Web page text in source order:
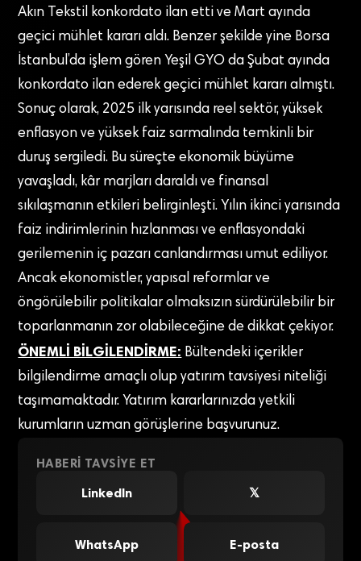
Akın Tekstil konkordato ilan etti ve Mart ayında
geçici mühlet kararı aldı. Benzer şekilde yine Borsa
İstanbul’da işlem gören Yeşil GYO da Şubat ayında
konkordato ilan ederek geçici mühlet kararı almıştı.
Sonuç olarak, 2025 ilk yarısında reel sektör, yüksek
enflasyon ve yüksek faiz sarmalında temkinli bir
duruş sergiledi. Bu süreçte ekonomik büyüme
yavaşladı, kâr marjları daraldı ve finansal
sıkılaşmanın etkileri belirginleşti. Yılın ikinci yarısında
faiz indirimlerinin hızlanması ve enflasyondaki
gerilemenin iç pazarı canlandırması umut ediliyor.
Ancak ekonomistler, yapısal reformlar ve
öngörülebilir politikalar olmaksızın sürdürülebilir bir
toparlanmanın zor olabileceğine de dikkat çekiyor.
ÖNEMLİ BİLGİLENDİRME: Bültendeki içerikler
bilgilendirme amaçlı olup yatırım tavsiyesi niteliği
taşımamaktadır. Yatırım kararlarınızda yetkili
kurumların uzman görüşlerine başvurunuz.
HABERI TAVSIYE ET
LinkedIn
𝕏
WhatsApp E-posta